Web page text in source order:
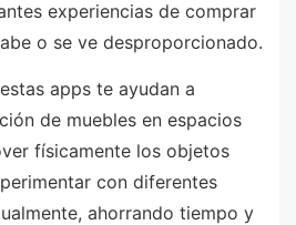
experiencias de comprar
o se ve desproporcionado.
apps te ayudan a
de muebles en espacios
físicamente los objetos
con diferentes
ahorrando tiempo y